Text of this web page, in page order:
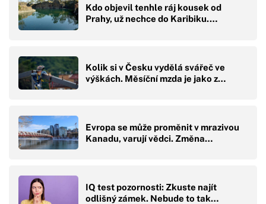
Kdo objevil tenhle ráj kousek od
Prahy, už nechce do Karibiku.…
Kolik si v Česku vydělá svářeč ve
výškách. Měsíční mzda je jako z…
Evropa se může proměnit v mrazivou
Kanadu, varují vědci. Změna…
IQ test pozornosti: Zkuste najít
odlišný zámek. Nebude to tak…